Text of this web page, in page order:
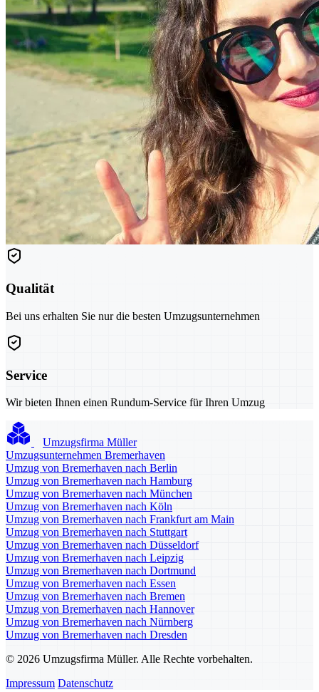
Qualität
Bei uns erhalten Sie nur die besten Umzugsunternehmen
Service
Wir bieten Ihnen einen Rundum-Service für Ihren Umzug
Umzugsfirma Müller
Umzugsunternehmen Bremerhaven
Umzug von Bremerhaven nach Berlin
Umzug von Bremerhaven nach Hamburg
Umzug von Bremerhaven nach München
Umzug von Bremerhaven nach Köln
Umzug von Bremerhaven nach Frankfurt am Main
Umzug von Bremerhaven nach Stuttgart
Umzug von Bremerhaven nach Düsseldorf
Umzug von Bremerhaven nach Leipzig
Umzug von Bremerhaven nach Dortmund
Umzug von Bremerhaven nach Essen
Umzug von Bremerhaven nach Bremen
Umzug von Bremerhaven nach Hannover
Umzug von Bremerhaven nach Nürnberg
Umzug von Bremerhaven nach Dresden
© 2026 Umzugsfirma Müller. Alle Rechte vorbehalten.
Impressum Datenschutz